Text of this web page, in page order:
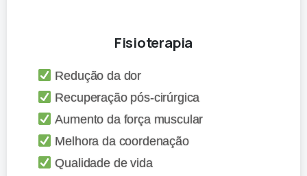
Fisioterapia
Redução da dor
Recuperação pós-cirúrgica
Aumento da força muscular
Melhora da coordenação
Qualidade de vida